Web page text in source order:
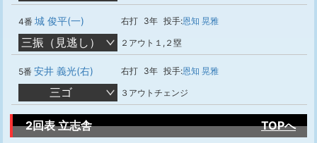
4番 城 俊平(一) 右打 3年 投手:恩知 晃雅
三振（見逃し） ２アウト１,２塁
5番 安井 義光(右) 右打 3年 投手:恩知 晃雅
三ゴ ３アウトチェンジ
2回表 立志舎 TOPへ